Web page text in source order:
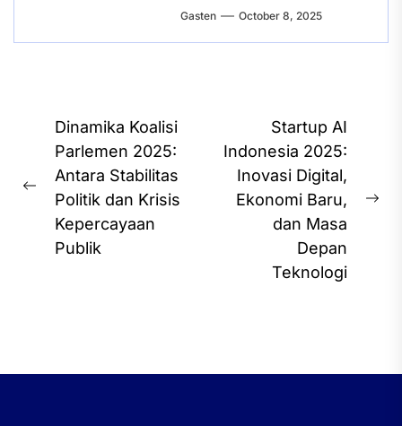
Gasten October 8, 2025
Post
navigation
Previous
post:
Dinamika Koalisi
Parlemen 2025:
Antara Stabilitas
Politik dan Krisis
Kepercayaan
Publik
Startup AI
Indonesia 2025:
Inovasi Digital,
Ekonomi Baru,
dan Masa
Depan
Teknologi